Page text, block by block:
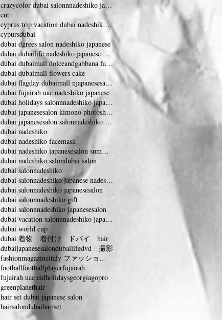
crazycolor dubai salonnnadeshiko japanese salon
cut
cyprus trip vacation dubai nadeshiko japanese
cypursdubai
dubai dgrees salon nadeshiko japanese
dubai dubailife nadeshiko japanese dubai eye
dubai dubaimall dolceandgabbana fashionshow
dubai dubaimall flowers cake
dubai flagday dubaimall njapanesesalon nadeshiko
dubai fujairah uae nadeshiko japanese
dubai holidays salonnnadeshiko japanesesalon
dubai japanesesalon kimono photoshooting
dubai japanesesalon salonnadeshiko vacation
dubai nadeshiko
dubai nadeshiko facemask
dubai nadeshiko japanesesalon summervacation
dubai nadeshiko salondubai salon
dubai salonnadeshiko
dubai salonnadeshiko japanese nadeshiko
dubai salonnadeshiko japanesesalon
dubai salonnnadeshiko gift
dubai salonnnadeshiko japanesesalon
dubai vacation salonnnadeshiko japanesesalon
dubai world cup
dubai 着物 着付け ドバイ hair
dubaijapanesesalondubailifedvd 撮影
fashionmagazineitaly ファッションマガジンイタリー
footballfootballplayerfujairah
fujairah uae eidholidaysgeorgiagopro
greenplanethair
hair set dubai japanese salon
hairsalondubaihairset